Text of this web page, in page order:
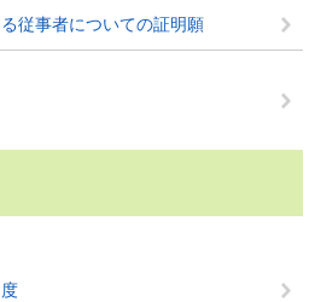
従事者についての証明願